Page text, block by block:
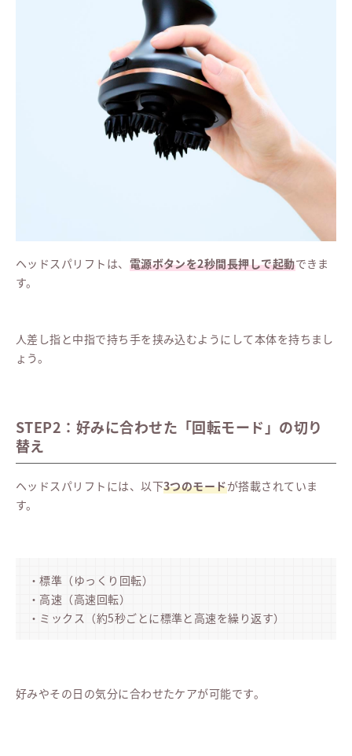
ヘッドスパリフトは、 電源ボタンを2秒間長押しで起動できま
す。
人差し指と中指で持ち手を挟み込むようにして本体を持ちまし
ょう。
STEP2：好みに合わせた「回転モード」の切り
替え
ヘッドスパリフトには、以下3つのモードが搭載されていま
す。
・標準（ゆっくり回転）
・高速（高速回転）
・ミックス（約5秒ごとに標準と高速を繰り返す）
好みやその日の気分に合わせたケアが可能です。